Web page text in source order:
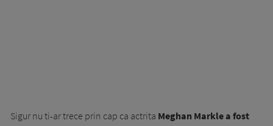
Sigur nu ti-ar trece prin cap ca actrita Meghan Markle a fost